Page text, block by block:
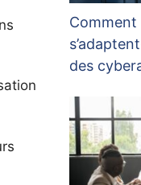
Comment
des